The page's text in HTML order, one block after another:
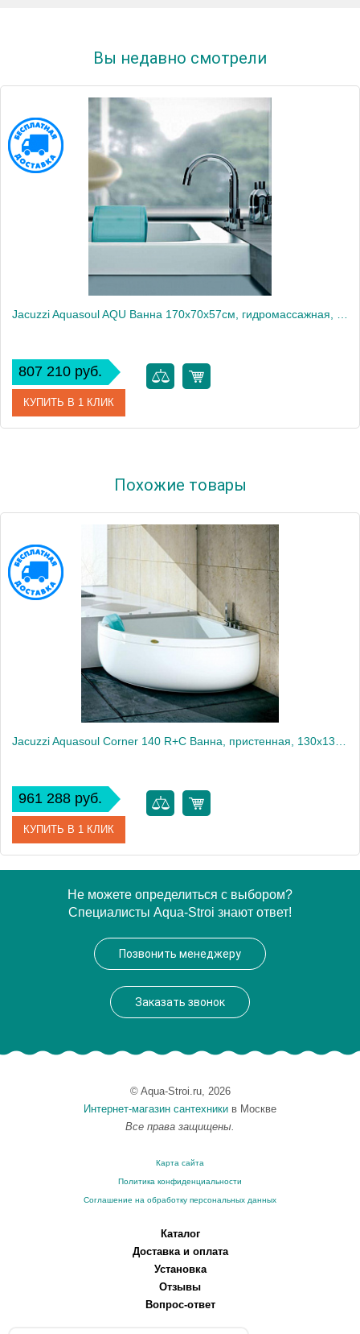
Вы недавно смотрели
807 210 руб.
КУПИТЬ В 1 КЛИК
Похожие товары
961 288 руб.
КУПИТЬ В 1 КЛИК
AQU40010441
Производитель
Не можете определиться с выбором?
Специалисты Aqua-Stroi знают ответ!
Позвонить менеджеру
Заказать звонок
© Aqua-Stroi.ru, 2026
Интернет-магазин сантехники в Москве
Все права защищены.
Карта сайта
Политика конфиденциальности
Соглашение на обработку персональных данных
Каталог
Доставка и оплата
Установка
Отзывы
Вопрос-ответ